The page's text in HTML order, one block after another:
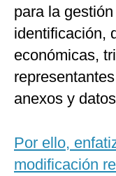
para la
identificación,
económicas,
anexos y
Por ello,
modificación